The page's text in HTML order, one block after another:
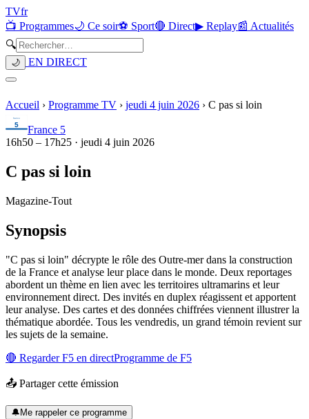
TVfr
📺 Programmes🌙 Ce soir⚽ Sport🔴 Direct▶ Replay📰 Actualités
🔍
🌙 EN DIRECT
Accueil › Programme TV › jeudi 4 juin 2026 › C pas si loin
France 5
16h50 – 17h25 · jeudi 4 juin 2026
C pas si loin
Magazine-Tout
Synopsis
"C pas si loin" décrypte le rôle des Outre-mer dans la construction
de la France et analyse leur place dans le monde. Deux reportages
abordent un thème en lien avec les territoires ultramarins et leur
environnement direct. Des invités en duplex réagissent et apportent
leur analyse. Des cartes et des données chiffrées viennent illustrer la
thématique abordée. Tous les vendredis, un grand témoin revient sur
les sujets de la semaine.
🔴 RegarderF5 en directProgramme de F5
📤 Partager cette émission
🔔Me rappeler ce programme